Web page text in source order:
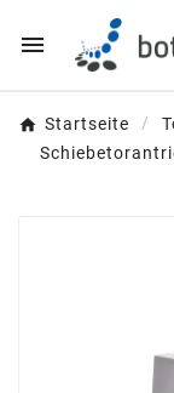

Startseite